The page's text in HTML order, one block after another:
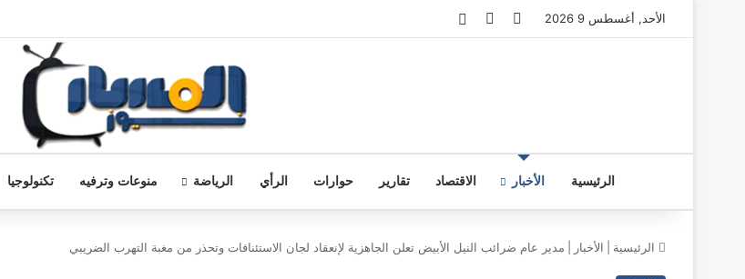
الأحد, أغسطس 9 2026 فيسبوك‫YouTube
الرئيسية الأخبار الاقتصاد تقارير حوارات الرأي الرياضة منوعات وترفيه تكنولوجيا
الرئيسية الأخبار مدير عام ضرائب النيل الأبيض تعلن الجاهزية لإنعقاد لجان الاستئنافات وتحذر من مغبة التهرب الضريبي